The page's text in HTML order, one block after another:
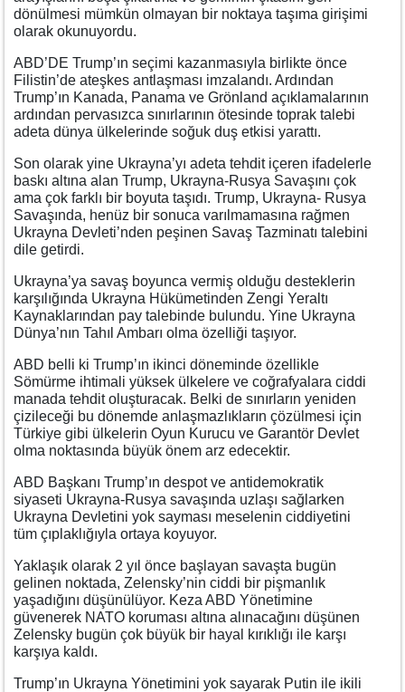
dönülmesi mümkün olmayan bir noktaya taşıma girişimi
olarak okunuyordu.
ABD’DE Trump’ın seçimi kazanmasıyla birlikte önce
Filistin’de ateşkes antlaşması imzalandı. Ardından
Trump’ın Kanada, Panama ve Grönland açıklamalarının
ardından pervasızca sınırlarının ötesinde toprak talebi
adeta dünya ülkelerinde soğuk duş etkisi yarattı.
Son olarak yine Ukrayna’yı adeta tehdit içeren ifadelerle
baskı altına alan Trump, Ukrayna-Rusya Savaşını çok
ama çok farklı bir boyuta taşıdı. Trump, Ukrayna- Rusya
Savaşında, henüz bir sonuca varılmamasına rağmen
Ukrayna Devleti’nden peşinen Savaş Tazminatı talebini
dile getirdi.
Ukrayna’ya savaş boyunca vermiş olduğu desteklerin
karşılığında Ukrayna Hükümetinden Zengi Yeraltı
Kaynaklarından pay talebinde bulundu. Yine Ukrayna
Dünya’nın Tahıl Ambarı olma özelliği taşıyor.
ABD belli ki Trump’ın ikinci döneminde özellikle
Sömürme ihtimali yüksek ülkelere ve coğrafyalara ciddi
manada tehdit oluşturacak. Belki de sınırların yeniden
çizileceği bu dönemde anlaşmazlıkların çözülmesi için
Türkiye gibi ülkelerin Oyun Kurucu ve Garantör Devlet
olma noktasında büyük önem arz edecektir.
ABD Başkanı Trump’ın despot ve antidemokratik
siyaseti Ukrayna-Rusya savaşında uzlaşı sağlarken
Ukrayna Devletini yok sayması meselenin ciddiyetini
tüm çıplaklığıyla ortaya koyuyor.
Yaklaşık olarak 2 yıl önce başlayan savaşta bugün
gelinen noktada, Zelensky’nin ciddi bir pişmanlık
yaşadığını düşünülüyor. Keza ABD Yönetimine
güvenerek NATO koruması altına alınacağını düşünen
Zelensky bugün çok büyük bir hayal kırıklığı ile karşı
karşıya kaldı.
Trump’ın Ukrayna Yönetimini yok sayarak Putin ile ikili